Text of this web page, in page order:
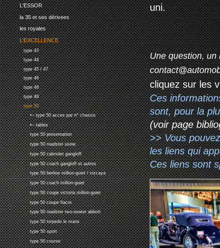
L'ESSOR
la 35 et ses dérivees
les royales
L'EXCELLENCE
type 43
type 44
type 45 / 47
type 46
type 48
type 49
type 50
•-- type 50 acces par n° chassis
•-- tables
type 50 presentation
type 50 roadster usine
type 50 cabriolet gangloff
type 50 coach gangloff et autres
type 50 berline million-guiet / vizcaya
type 50 coach million-guiet
type 50 coupe victoria million-guiet
type 50 coupe fiacre
type 50 roadster two-seater abbott
type 50 torpedo le mans
type 50 sport
type 50 course
uni.
Une question, un
cliquez sur les
Ces
sont, pour la
(voir page
>> Vous
les liens qui
Ces liens sont